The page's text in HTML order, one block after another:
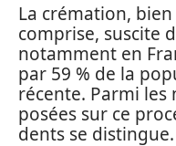
La crémation,
comprise, suscite
notamment en
par 59 % de la
récente. Parmi
posées sur ce
dents se